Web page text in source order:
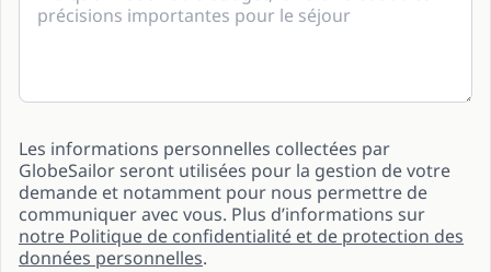
Les informations personnelles collectées par
GlobeSailor seront utilisées pour la gestion de votre
demande et notamment pour nous permettre de
communiquer avec vous. Plus d’informations sur
notre Politique de confidentialité et de protection des
données personnelles.